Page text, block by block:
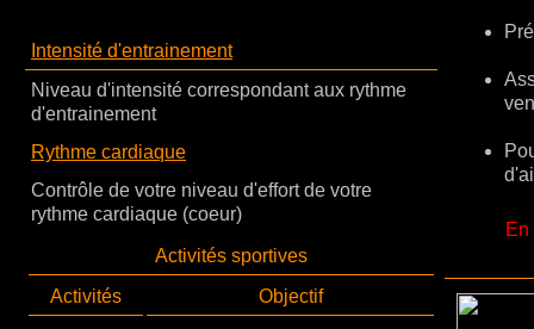
Intensité d'entrainement
Niveau d'intensité correspondant aux rythme
d'entrainement
Rythme cardiaque
Contrôle de votre niveau d'effort de votre
rythme cardiaque (coeur)
Activités sportives
Activités
Objectif